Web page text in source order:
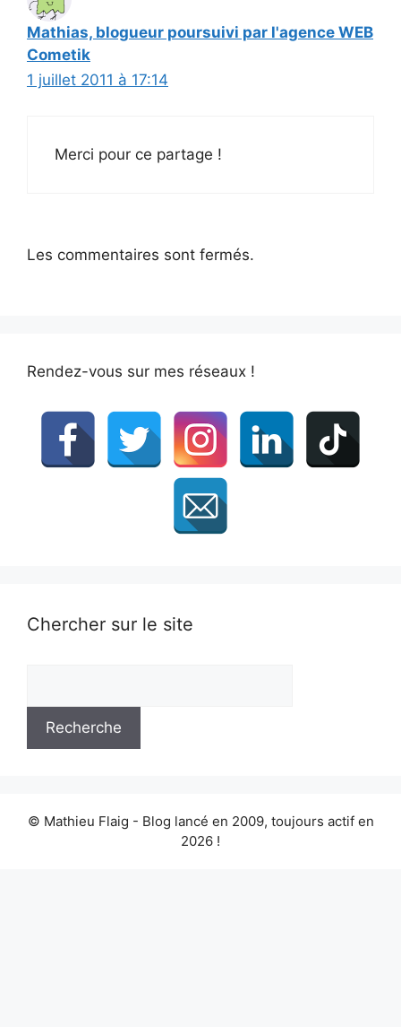
Mathias, blogueur poursuivi par l'agence WEB
Cometik
1 juillet 2011 à 17:14
Merci pour ce partage !
Les commentaires sont fermés.
Rendez-vous sur mes réseaux !
Chercher sur le site
© Mathieu Flaig - Blog lancé en 2009, toujours actif en
2026 !